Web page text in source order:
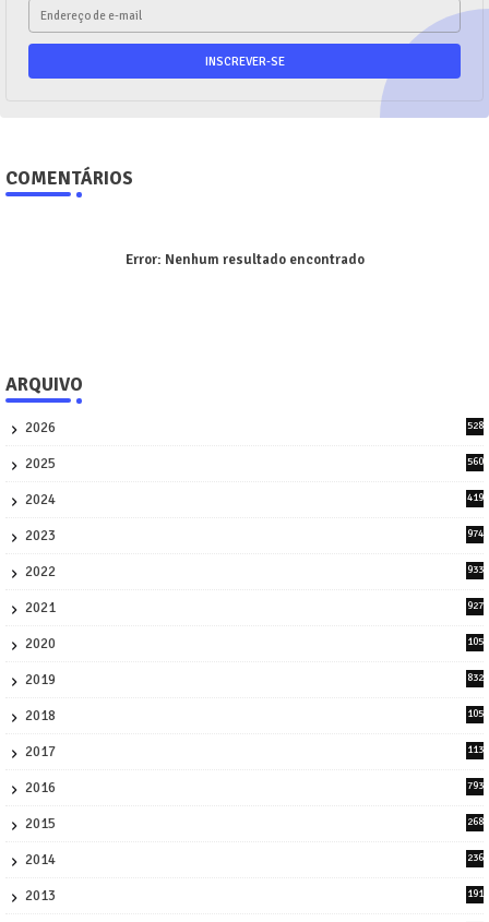
COMENTÁRIOS
Error: Nenhum resultado encontrado
ARQUIVO
2026
528
2025
560
2024
419
2023
974
2022
933
2021
927
2020
105
2019
832
2018
105
2017
113
2016
793
2015
268
2014
236
2013
191